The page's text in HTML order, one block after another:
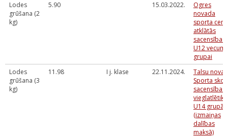
Lodes
grūšana (2
kg)
5.90 15.03.2022.
Ogres
novada
sporta
atklātās
sacensības
U12
grupai
Lodes
grūšana (3
kg)
11.98 I j. klase 22.11.2024.
Talsu
Sporta
sacensības
vieglatlētikā
U14
(izmaiņas
dalības
maksā)